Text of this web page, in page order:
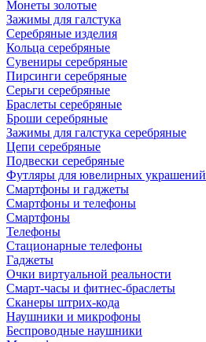
Монеты золотые
Зажимы для галстука
Серебряные изделия
Кольца серебряные
Сувениры серебряные
Пирсинги серебряные
Серьги серебряные
Браслеты серебряные
Броши серебряные
Зажимы для галстука серебряные
Цепи серебряные
Подвески серебряные
Футляры для ювелирных украшений
Смартфоны и гаджеты
Смартфоны и телефоны
Смартфоны
Телефоны
Стационарные телефоны
Гаджеты
Очки виртуальной реальности
Смарт-часы и фитнес-браслеты
Сканеры штрих-кода
Наушники и микрофоны
Беспроводные наушники